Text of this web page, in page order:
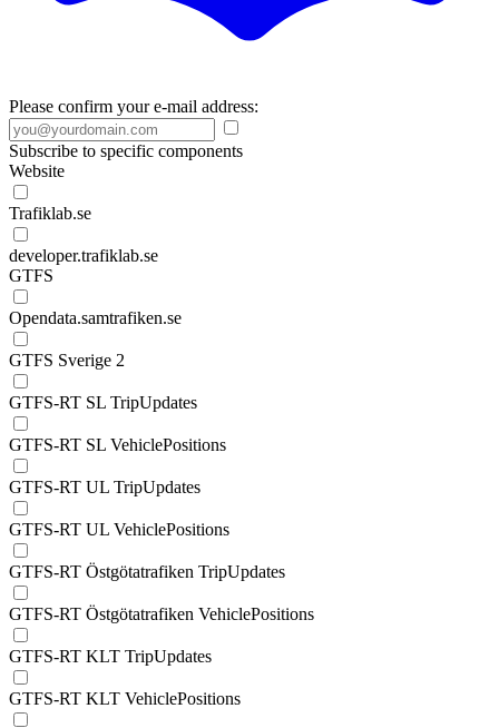
Please confirm your e-mail address:
Subscribe to specific components
Website
Trafiklab.se
developer.trafiklab.se
GTFS
Opendata.samtrafiken.se
GTFS Sverige 2
GTFS-RT SL TripUpdates
GTFS-RT SL VehiclePositions
GTFS-RT UL TripUpdates
GTFS-RT UL VehiclePositions
GTFS-RT Östgötatrafiken TripUpdates
GTFS-RT Östgötatrafiken VehiclePositions
GTFS-RT KLT TripUpdates
GTFS-RT KLT VehiclePositions